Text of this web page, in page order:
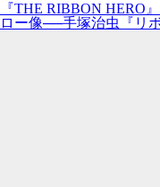
『THE RIBBON HERO
ロー像──手塚治虫『リ